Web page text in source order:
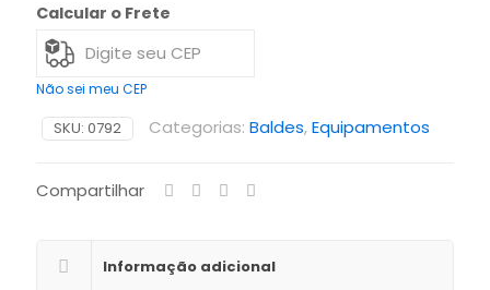
Calcular o Frete
Não sei meu CEP
SKU: 0792 Categorias: Baldes,Equipamentos
Compartilhar
Informação adicional